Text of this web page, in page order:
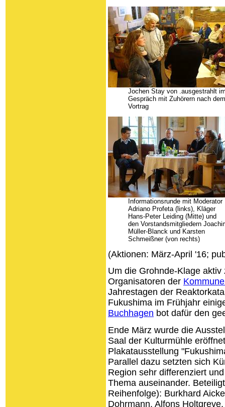
Jochen Stay von .ausgestrahlt
Gespräch mit Zuhörern nach dem
Vortrag
Informationsrunde mit Moderator
Adriano Profeta (links), Kläger
Hans-Peter Leiding (Mitte) und
den Vorstandsmitgliedern
Müller-Blanck und Karsten
Schmeißner (von rechts)
(Aktionen: März-April '16;
Um die Grohnde-Klage
Organisatoren der
Jahrestagen der
Fukushima im Frühjahr
Buchhagen bot dafür den
Ende März wurde die
Saal der Kulturmühle
Plakatausstellung
Parallel dazu setzten sich
Region sehr differenziert
Thema auseinander.
Reihenfolge): Burkhard
Dohrmann, Alfons